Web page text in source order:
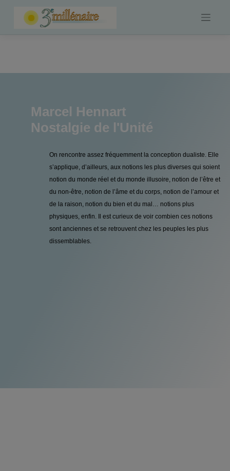
Marcel Hennart
Nostalgie de l'Unité
On rencontre assez fréquemment la conception dualiste. Elle
s’applique, d’ailleurs, aux notions les plus diverses qui soient
notion du monde réel et du monde illusoire, notion de l’être et
du non-être, notion de l’âme et du corps, notion de l’amour et
de la raison, notion du bien et du mal… notions plus
physiques, enfin. Il est curieux de voir combien ces notions
sont anciennes et se retrouvent chez les peuples les plus
dissemblables.